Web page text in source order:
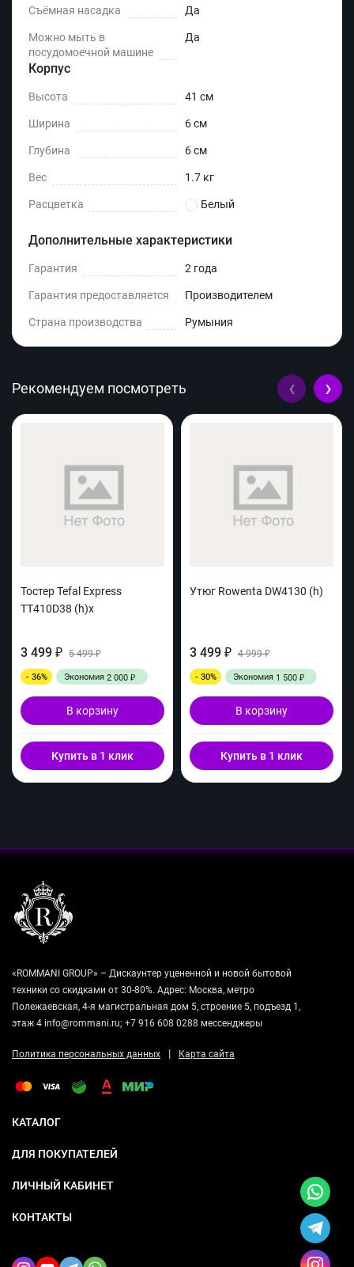
Съёмная насадка Да
Можно мыть в
посудомоечной машине
Да
Корпус
Высота 41 см
Ширина 6 см
Глубина 6 см
Вес 1.7 кг
Расцветка Белый
Дополнительные характеристики
Гарантия 2 года
Гарантия предоставляется Производителем
Страна производства Румыния
Рекомендуем посмотреть
Тостер Tefal Express
TT410D38 (h)x
3 499 ₽ 5 499₽
- 36% Экономия 2 000 ₽
В корзину
Купить в 1 клик
Утюг Rowenta DW4130 (h)
3 499 ₽ 4 999₽
- 30% Экономия 1 500 ₽
В корзину
Купить в 1 клик
‹ ›
«ROMMANI GROUP» – Дискаунтер уцененной и новой бытовой
техники со скидками от 30-80%. Адрес: Москва, метро
Полежаевская, 4-я магистральная дом 5, строение 5, подъезд 1,
этаж 4 info@rommani.ru; +7 916 608 0288 мессенджеры
Политика персональных данных | Карта сайта
КАТАЛОГ
ДЛЯ ПОКУПАТЕЛЕЙ
ЛИЧНЫЙ КАБИНЕТ
КОНТАКТЫ